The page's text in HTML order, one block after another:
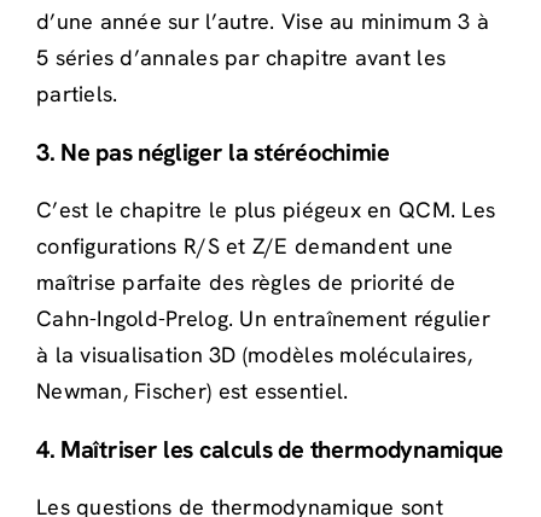
d’une année sur l’autre. Vise au minimum 3 à
5 séries d’annales par chapitre avant les
partiels.
3. Ne pas négliger la stéréochimie
C’est le chapitre le plus piégeux en QCM. Les
configurations R/S et Z/E demandent une
maîtrise parfaite des règles de priorité de
Cahn-Ingold-Prelog. Un entraînement régulier
à la visualisation 3D (modèles moléculaires,
Newman, Fischer) est essentiel.
4. Maîtriser les calculs de thermodynamique
Les questions de thermodynamique sont